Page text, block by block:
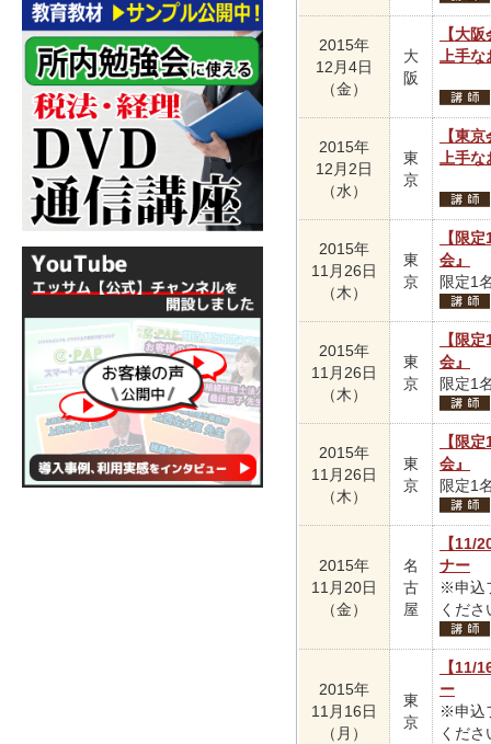
2015年
12月4日
（金）
大
阪
【大
上手
2015年
12月2日
（水）
東
京
【東
上手
2015年
11月26日
（木）
東
京
【限
会』
限定1
2015年
11月26日
（木）
東
京
【限
会』
限定1
2015年
11月26日
（木）
東
京
【限
会』
限定1
2015年
11月20日
（金）
名
古
屋
【11/
ナー
※申込
くださ
2015年
11月16日
（月）
東
京
【11/
ー
※申込
くださ